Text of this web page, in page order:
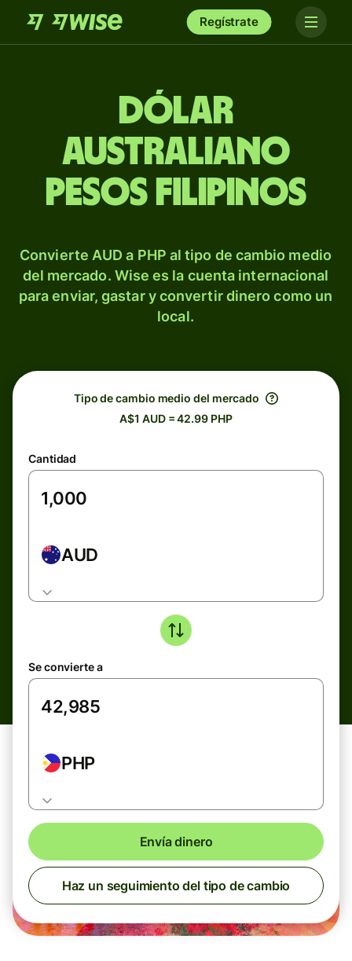
Regístrate
Dólar
australiano
pesos filipinos
Convierte AUD a PHP al tipo de cambio medio
del mercado. Wise es la cuenta internacional
para enviar, gastar y convertir dinero como un
local.
Tipo de cambio medio del mercado
A$1 AUD = 42.99 PHP
Cantidad
AUD
Se convierte a
PHP
Envía dinero
Haz un seguimiento del tipo de cambio